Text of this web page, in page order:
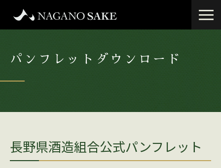
パンフレットダウンロード
長野県酒造組合公式パンフレット